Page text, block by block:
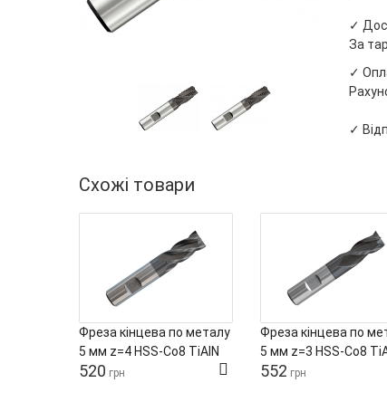
✓
За
✓
✓
Схожі товари
Фреза кінцева по металу
5 мм z=4 HSS-Co8 TiAlN
Tivoly
520 грн
Фреза кінцева по
5 мм z=3 HSS-Co8
Tivoly
552 грн